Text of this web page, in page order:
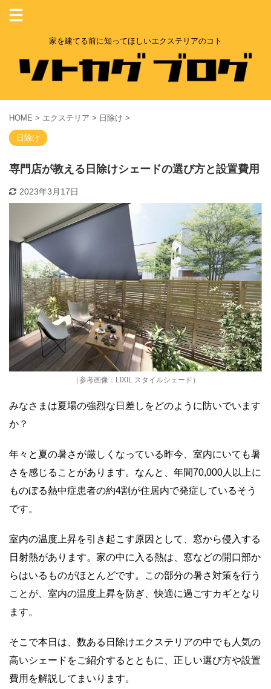
家を建てる前に知ってほしいエクステリアのコト
HOME > エクステリア > 日除け >
日除け
専門店が教える日除けシェードの選び方と設置費用
2023年3月17日
（参考画像：LIXIL スタイルシェード）
みなさまは夏場の強烈な日差しをどのように防いでいます
か？
年々と夏の暑さが厳しくなっている昨今、室内にいても暑
さを感じることがあります。なんと、年間70,000人以上に
ものぼる熱中症患者の約4割が住居内で発症しているそう
です。
室内の温度上昇を引き起こす原因として、窓から侵入する
日射熱があります。家の中に入る熱は、窓などの開口部か
らはいるものがほとんどです。この部分の暑さ対策を行う
ことが、室内の温度上昇を防ぎ、快適に過ごすカギとなり
ます。
そこで本日は、数ある日除けエクステリアの中でも人気の
高いシェードをご紹介するとともに、正しい選び方や設置
費用を解説してまいります。